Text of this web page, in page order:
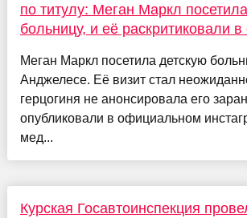
по титулу: Меган Маркл
больницу, и её раскритиковали в
Меган Маркл посетила детскую
Анджелесе. Её визит стал
герцогиня не анонсировала его
опубликовали в официальном
мед...
Курская Госавтоинспекция